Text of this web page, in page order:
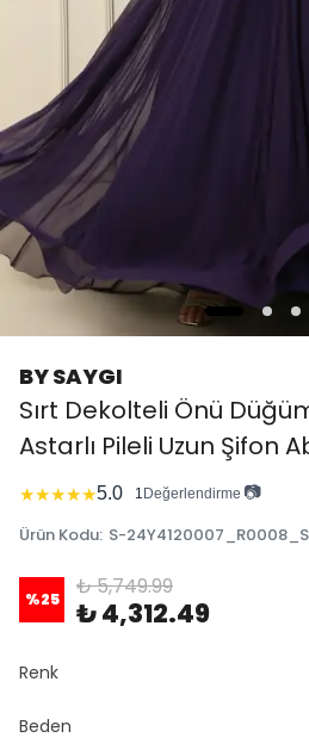
BY SAYGI
Sırt Dekolteli Önü
Astarlı Pileli Uzun Şifon
★★★★★5.0 1 Değerlendirme 📷
Ürün Kodu: S-24Y4120007_R0008_S
%25 ₺ 5,749.99
₺ 4,312.49
Renk
Beden